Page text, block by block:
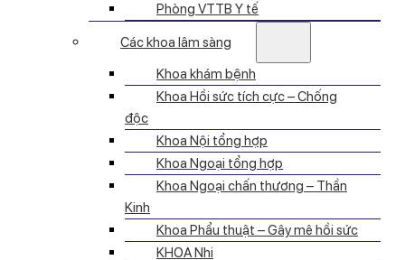
Phòng VTTB Y tế
Các khoa lâm sàng
Khoa khám bệnh
Khoa Hồi sức tích cực – Chống
độc
Khoa Nội tổng hợp
Khoa Ngoại tổng hợp
Khoa Ngoại chấn thương – Thần
Kinh
Khoa Phẩu thuật – Gây mê hồi sức
KHOA Nhi